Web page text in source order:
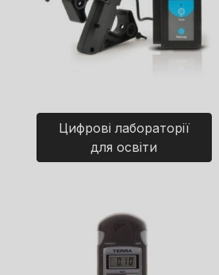
Цифрові лабораторії
для освіти